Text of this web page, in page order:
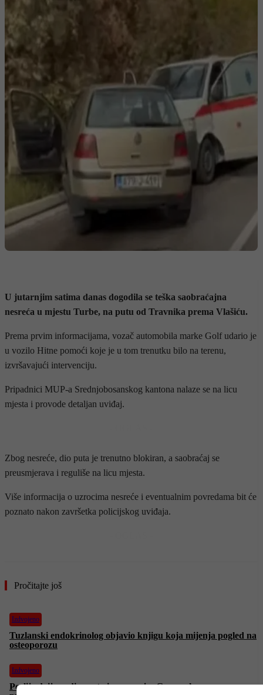
U jutarnjim satima danas dogodila se teška saobraćajna
nesreća u mjestu Turbe, na putu od Travnika prema Vlašiću.
Prema prvim informacijama, vozač automobila marke Golf udario je
u vozilo Hitne pomoći koje je u tom trenutku bilo na terenu,
izvršavajući intervenciju.
Pripadnici MUP-a Srednjobosanskog kantona nalaze se na licu
mjesta i provode detaljan uviđaj.
Zbog nesreće, dio puta je trenutno blokiran, a saobraćaj se
preusmjerava i reguliše na licu mjesta.
Više informacija o uzrocima nesreće i eventualnim povredama bit će
poznato nakon završetka policijskog uviđaja.
Pročitajte još
Izdvojeno
Tuzlanski endokrinolog objavio knjigu koja mijenja pogled na
osteoporozu
Izdvojeno
Poslije dvije godine rata i razaranja: Gaza nakon sporazuma o